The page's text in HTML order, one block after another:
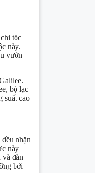
tộc
này.
vườn
bộ lạc
suất cao
nhận
này
và đàn
bởi